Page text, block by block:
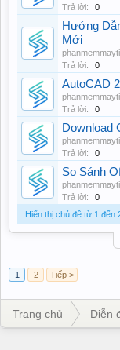
Trả lời:
0
Hướng
Mới
Trả lời:
0
AutoCAD
Trả lời:
0
Download
Trả lời:
0
So Sánh
Trả lời:
0
Hiển thị chủ đề từ 1 đến
1
2 Tiếp >
Trang chủ Diễn